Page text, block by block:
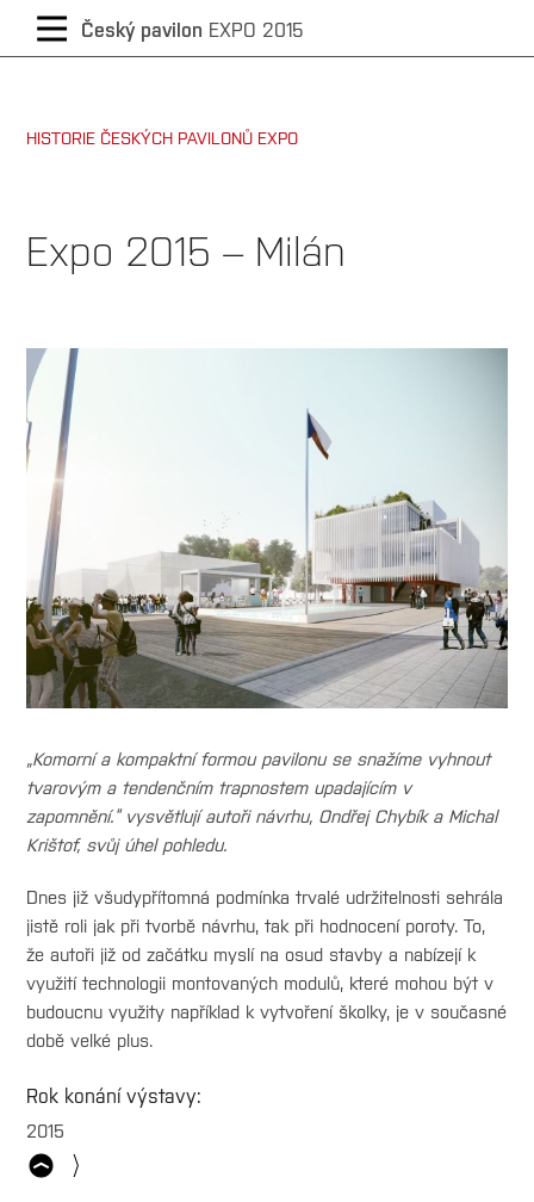
Český pavilon EXPO 2015
CZECH
ENGLISH
HISTORIE ČESKÝCH PAVILONŮ EXPO
Expo 2015 – Milán
„Komorní a kompaktní formou pavilonu se snažíme vyhnout
tvarovým a tendenčním trapnostem upadajícím v
zapomnění.“ vysvětlují autoři návrhu, Ondřej Chybík a Michal
Krištof, svůj úhel pohledu.
Dnes již všudypřítomná podmínka trvalé udržitelnosti sehrála
jistě roli jak při tvorbě návrhu, tak při hodnocení poroty. To,
že autoři již od začátku myslí na osud stavby a nabízejí k
využití technologii montovaných modulů, které mohou být v
budoucnu využity například k vytvoření školky, je v současné
době velké plus.
Rok konání výstavy:
2015
Rok
konání
výstavy:
2015